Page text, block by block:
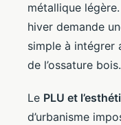
métallique
hiver demande
simple à intégrer
de l’ossature bois.
Le PLU et
d’urbanisme